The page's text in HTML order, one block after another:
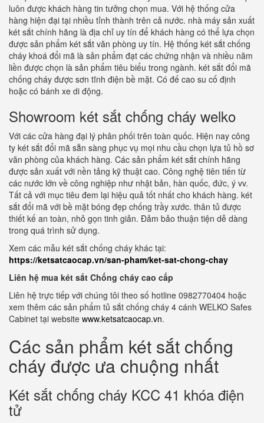
luôn được khách hàng tin tưởng chọn mua. Với hệ thống cửa
hàng hiện đại tại nhiều tỉnh thành trên cả nước. nhà máy sản xuất
két sắt chính hãng là địa chỉ uy tín để khách hàng có thể lựa chọn
được sản phẩm két sắt văn phòng uy tín. Hệ thống két sắt chống
cháy khoá đổi mã là sản phẩm đạt các chứng nhận và nhiều năm
liền được chọn là sản phẩm tiêu biểu trong ngành. két sắt đổi mã
chống cháy được sơn tĩnh điện bề mặt. Có đế cao su cố định
hoặc có bánh xe di động.
Showroom két sắt chống cháy welko
Với các cửa hàng đại lý phân phối trên toàn quốc. Hiện nay công
ty két sắt đổi mã sẵn sàng phục vụ mọi nhu cầu chọn lựa tủ hồ sơ
văn phòng của khách hàng. Các sản phẩm két sắt chính hãng
được sản xuất với nền tảng kỹ thuật cao. Công nghệ tiên tiến từ
các nước lớn về công nghiệp như nhật bản, hàn quốc, đức, ý vv.
Tất cả với mục tiêu đem lại hiệu quả tốt nhất cho khách hàng. két
sắt đổi mã với bề mặt bóng đẹp chống trầy xước. thân tủ được
thiết kế an toàn, nhỏ gọn tinh giản. Đảm bảo thuận tiện dễ dàng
trong quá trình sử dụng.
Xem các mẫu két sắt chống cháy khác tại:
https://ketsatcaocap.vn/san-pham/ket-sat-chong-chay
Liên hệ mua két sắt Chống cháy cao cấp
Liên hệ trực tiếp với chúng tôi theo số hotline 0982770404 hoặc
xem thêm các sản phẩm tủ sắt chống cháy 4 cánh WELKO Safes
Cabinet tại website www.ketsatcaocap.vn.
Các sản phẩm két sắt chống
cháy được ưa chuộng nhất
Két sắt chống cháy KCC 41 khóa điện
tử